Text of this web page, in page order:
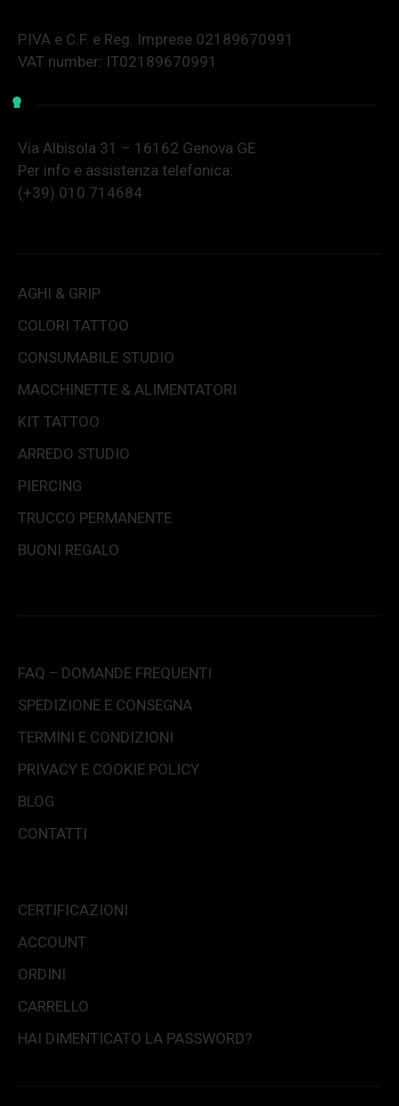
P.IVA e C.F. e Reg. Imprese 02189670991
VAT number: IT02189670991
Via Albisola 31 – 16162 Genova GE
Per info e assistenza telefonica:
(+39) 010 714684
AGHI & GRIP
COLORI TATTOO
CONSUMABILE STUDIO
MACCHINETTE & ALIMENTATORI
KIT TATTOO
ARREDO STUDIO
PIERCING
TRUCCO PERMANENTE
BUONI REGALO
FAQ – DOMANDE FREQUENTI
SPEDIZIONE E CONSEGNA
TERMINI E CONDIZIONI
PRIVACY E COOKIE POLICY
BLOG
CONTATTI
CERTIFICAZIONI
ACCOUNT
ORDINI
CARRELLO
HAI DIMENTICATO LA PASSWORD?